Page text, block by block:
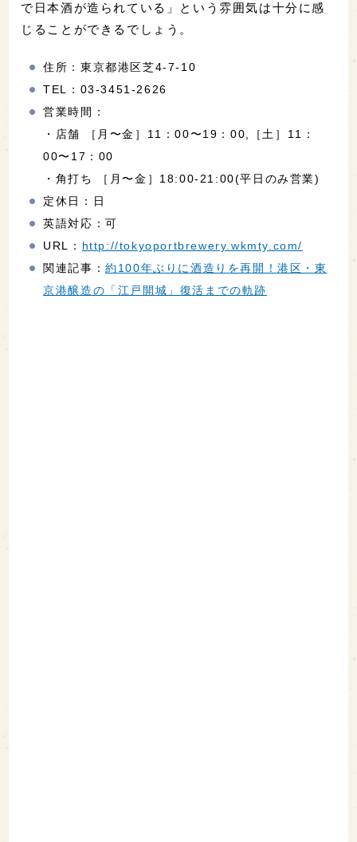
で日本酒が造られている」という雰囲気は十分に感
じることができるでしょう。
住所：東京都港区芝4-7-10
TEL：03-3451-2626
営業時間：
・店舗 ［月〜金］11：00〜19：00,［土］11：
00〜17：00
・角打ち ［月〜金］18:00-21:00(平日のみ営業)
定休日：日
英語対応：可
URL： http://tokyoportbrewery.wkmty.com/
関連記事：約100年ぶりに酒造りを再開！港区・東
京港醸造の「江戸開城」復活までの軌跡